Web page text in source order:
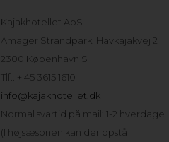
Kajakhotellet ApS
Amager Strandpark, Havkajakvej 2
2300 København S
Tlf.: + 45 3615 1610
info@kajakhotellet.dk
Normal svartid på mail: 1-2 hverdage
(I højsæsonen kan der opstå